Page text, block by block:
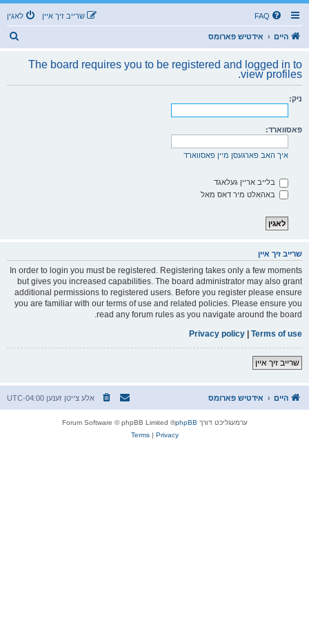
FAQ לאגין שרייב זיך איין
היים אידטיש פארומס
The board requires you to be registered and logged in to
view profiles.
ניק:
פאסווארד:
איך האב פארגעסן מיין פאסווארד
בלייב אריין געלאגד
באהאלט מיר דאס מאל
שרייב זיך איין
In order to login you must be registered. Registering takes only a few moments
but gives you increased capabilities. The board administrator may also grant
additional permissions to registered users. Before you register please ensure
you are familiar with our terms of use and related policies. Please ensure you
read any forum rules as you navigate around the board.
Terms of use
|
Privacy policy
שרייב זיך איין
היים אידטיש פארומס אלע צייטן זענען UTC-04:00
ערמעגליכט דורך phpBB
® Forum Software © phpBB Limited
Privacy
|
Terms